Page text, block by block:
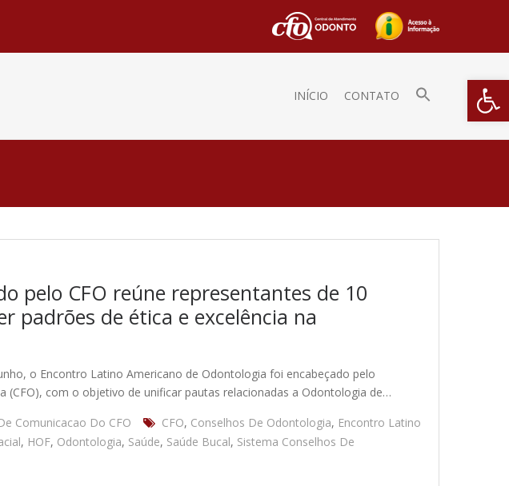
Barra de
INÍCIO CONTATO
pelo CFO reúne representantes de 10
padrões de ética e excelência na
o Encontro Latino Americano de Odontologia foi encabeçado pelo
(CFO), com o objetivo de unificar pautas relacionadas a Odontologia de…
Comunicacao Do CFO CFO, Conselhos De Odontologia, Encontro Latino
, HOF, Odontologia, Saúde, Saúde Bucal, Sistema Conselhos De